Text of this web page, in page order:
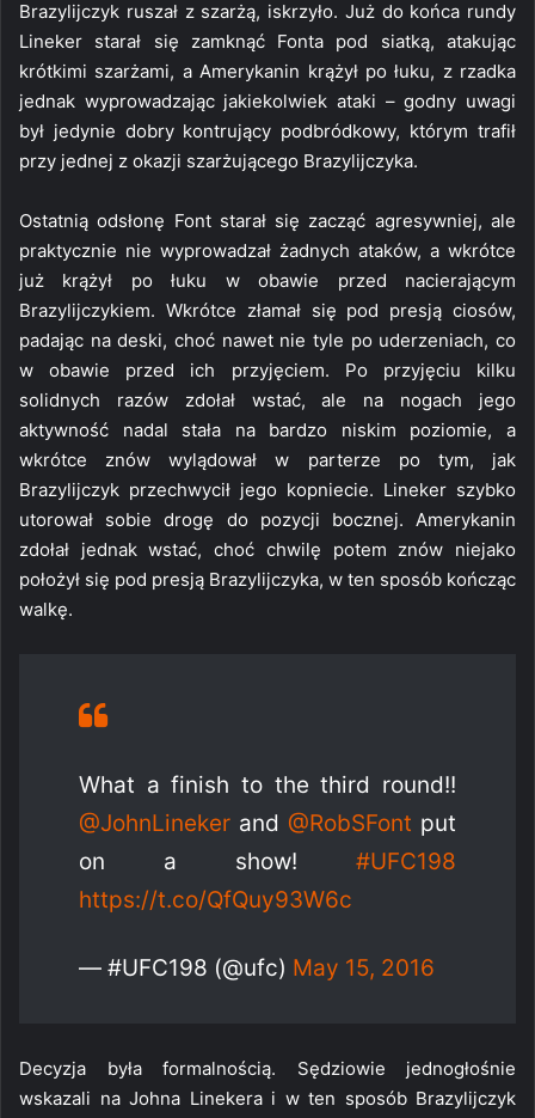
Brazylijczyk ruszał z szarżą, iskrzyło. Już do końca rundy
Lineker starał się zamknąć Fonta pod siatką, atakując
krótkimi szarżami, a Amerykanin krążył po łuku, z rzadka
jednak wyprowadzając jakiekolwiek ataki – godny uwagi
był jedynie dobry kontrujący podbródkowy, którym trafił
przy jednej z okazji szarżującego Brazylijczyka.
Ostatnią odsłonę Font starał się zacząć agresywniej, ale
praktycznie nie wyprowadzał żadnych ataków, a wkrótce
już krążył po łuku w obawie przed nacierającym
Brazylijczykiem. Wkrótce złamał się pod presją ciosów,
padając na deski, choć nawet nie tyle po uderzeniach, co
w obawie przed ich przyjęciem. Po przyjęciu kilku
solidnych razów zdołał wstać, ale na nogach jego
aktywność nadal stała na bardzo niskim poziomie, a
wkrótce znów wylądował w parterze po tym, jak
Brazylijczyk przechwycił jego kopniecie. Lineker szybko
utorował sobie drogę do pozycji bocznej. Amerykanin
zdołał jednak wstać, choć chwilę potem znów niejako
położył się pod presją Brazylijczyka, w ten sposób kończąc
walkę.
What a finish to the third round!!
@JohnLineker and @RobSFont put
on a show! #UFC198
https://t.co/QfQuy93W6c
— #UFC198 (@ufc) May 15, 2016
Decyzja była formalnością. Sędziowie jednogłośnie
wskazali na Johna Linekera i w ten sposób Brazylijczyk